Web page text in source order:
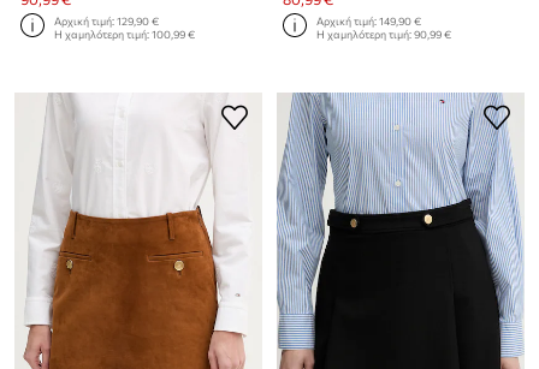
Αρχική τιμή:129,90 €
Η χαμηλότερη τιμή:100,99 €
Αρχική τιμή:149,90 €
Η χαμηλότερη τιμή:90,99 €